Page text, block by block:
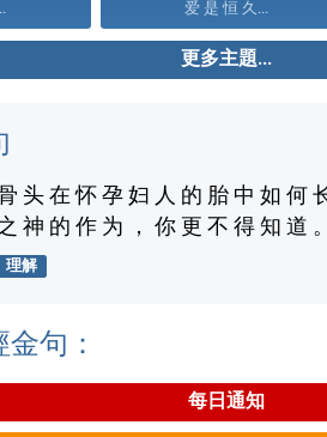
爱 是 恒 久...
更多主題...
头 在 怀 孕 妇 人 的 胎 中 如 何
神 的 作 为 ， 你 更 不 得 知 道 。
理解
句：
每日通知